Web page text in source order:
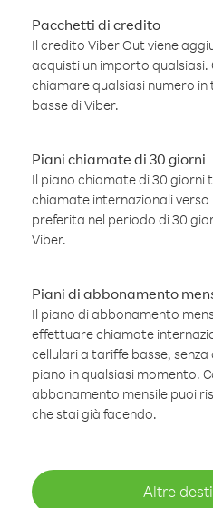
Pacchetti di credito
Il credito Viber Out viene
acquisti un importo qualsiasi.
chiamare qualsiasi numero
basse di Viber.
Piani chiamate di 30 giorni
Il piano chiamate di 30 giorni
chiamate internazionali
preferita nel periodo di 30
Viber.
Piani di abbonamento
Il piano di abbonamento
effettuare chiamate
cellulari a tariffe basse,
piano in qualsiasi momento.
abbonamento mensile puoi
che stai già facendo.
Altre